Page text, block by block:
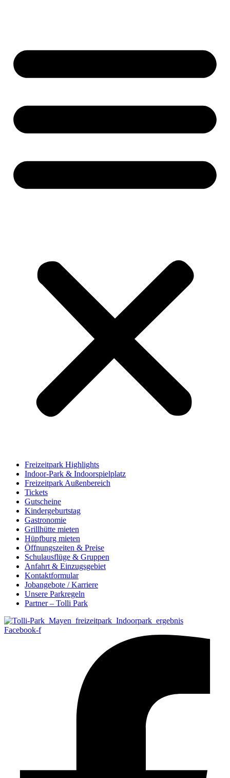
Freizeitpark Highlights
Indoor-Park & Indoorspielplatz
Freizeitpark Außenbereich
Tickets
Gutscheine
Kindergeburtstag
Gastronomie
Grillhütte mieten
Hüpfburg mieten
Öffnungszeiten & Preise
Schulausflüge & Gruppen
Anfahrt & Einzugsgebiet
Kontaktformular
Jobangebote / Karriere
Unsere Parkregeln
Partner – Tolli Park
Facebook-f